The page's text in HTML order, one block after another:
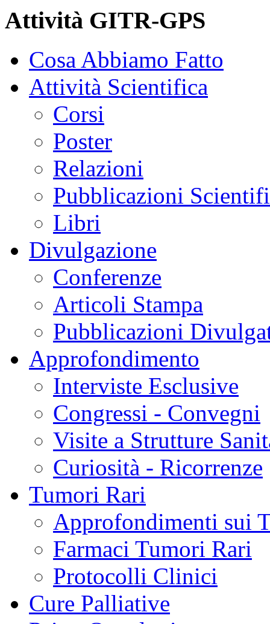
Attività GITR-GPS
Cosa Abbiamo Fatto
Attività Scientifica
Corsi
Poster
Relazioni
Pubblicazioni
Libri
Divulgazione
Conferenze
Articoli Stampa
Pubblicazioni
Approfondimento
Interviste Esclusive
Congressi - Convegni
Visite a Strutture
Curiosità - Ricorrenze
Tumori Rari
Approfondimenti sui
Farmaci Tumori Rari
Protocolli Clinici
Cure Palliative